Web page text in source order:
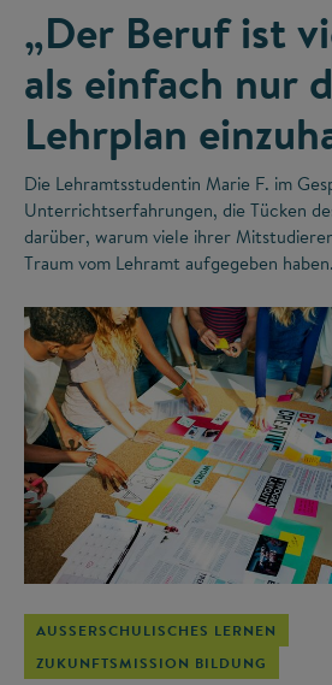
„Der Beruf ist
als einfach nur
Lehrplan
Die Lehramtsstudentin Marie F. im
Unterrichtserfahrungen, die Tücken
darüber, warum viele ihrer
Traum vom Lehramt aufgegeben haben.
AUSSERSCHULISCHES LERNEN
ZUKUNFTSMISSION BILDUNG